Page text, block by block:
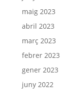
maig 2023
abril 2023
març 2023
febrer 2023
gener 2023
juny 2022